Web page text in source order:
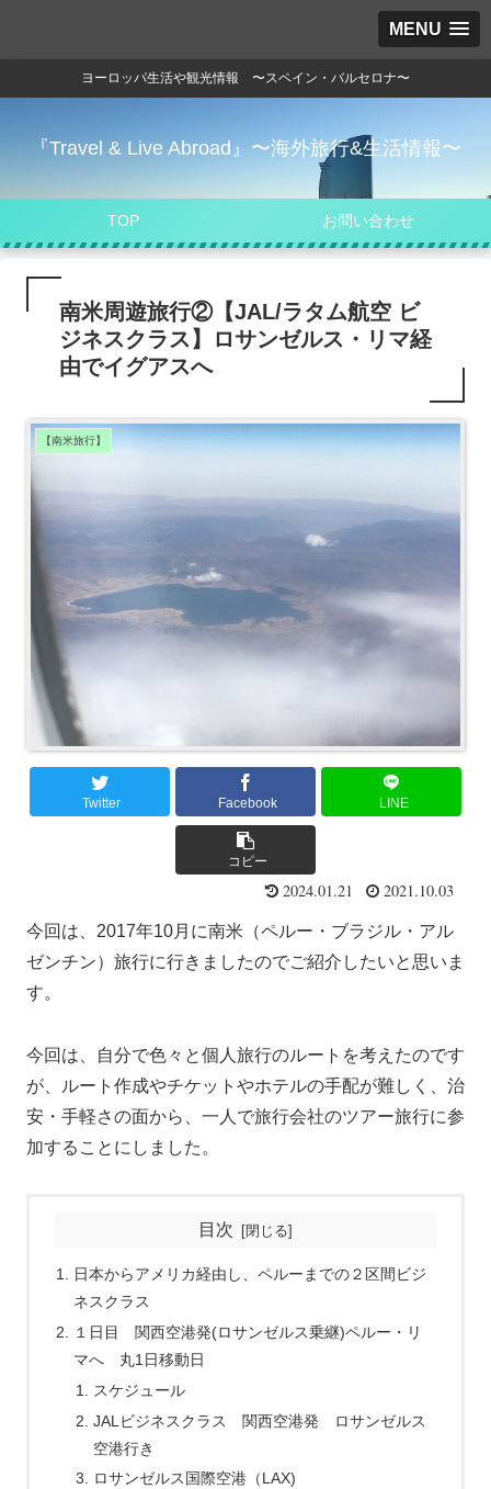
MENU
ヨーロッパ生活や観光情報 〜スペイン・バルセロナ〜
『Travel & Live Abroad』〜海外旅行&生活情報〜
TOP お問い合わせ
南米周遊旅行②【JAL/ラタム航空 ビ
ジネスクラス】ロサンゼルス・リマ経
由でイグアスへ
【南米旅行】
Twitter Facebook LINE
コピー
2024.01.21 2021.10.03
今回は、2017年10月に南米（ペルー・ブラジル・アル
ゼンチン）旅行に行きましたのでご紹介したいと思いま
す。
今回は、自分で色々と個人旅行のルートを考えたのです
が、ルート作成やチケットやホテルの手配が難しく、治
安・手軽さの面から、一人で旅行会社のツアー旅行に参
加することにしました。
目次
日本からアメリカ経由し、ペルーまでの２区間ビジ
ネスクラス
１日目 関西空港発(ロサンゼルス乗継)ペルー・リ
マへ 丸1日移動日
スケジュール
JALビジネスクラス 関西空港発 ロサンゼルス
空港行き
ロサンゼルス国際空港（LAX)